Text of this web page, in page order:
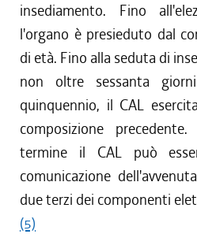
insediamento. Fino
l'organo è presieduto dal
di età. Fino alla seduta di
non oltre sessanta
quinquennio, il CAL
composizione
termine il CAL può
comunicazione
due terzi dei componenti
(5)